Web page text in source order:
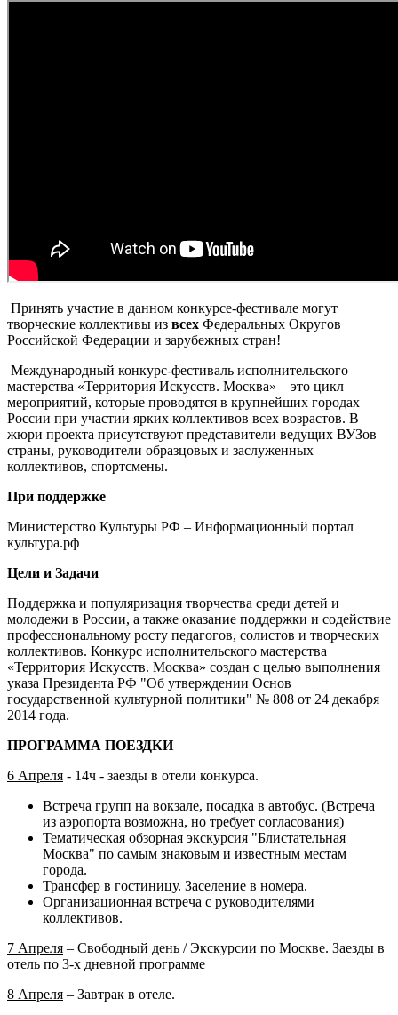
Принять участие в данном конкурсе-фестивале могут
творческие коллективы из всех Федеральных Округов
Российской Федерации и зарубежных стран!
Международный конкурс-фестиваль исполнительского
мастерства «Территория Искусств. Москва» – это цикл
мероприятий, которые проводятся в крупнейших городах
России при участии ярких коллективов всех возрастов. В
жюри проекта присутствуют представители ведущих ВУЗов
страны, руководители образцовых и заслуженных
коллективов, спортсмены.
При поддержке
Министерство Культуры РФ – Информационный портал
культура.рф
Цели и Задачи
Поддержка и популяризация творчества среди детей и
молодежи в России, а также оказание поддержки и содействие
профессиональному росту педагогов, солистов и творческих
коллективов. Конкурс исполнительского мастерства
«Территория Искусств. Москва» создан с целью выполнения
указа Президента РФ "Об утверждении Основ
государственной культурной политики" № 808 от 24 декабря
2014 года.
ПРОГРАММА ПОЕЗДКИ
6 Апреля - 14ч - заезды в отели конкурса.
Встреча групп на вокзале, посадка в автобус. (Встреча
из аэропорта возможна, но требует согласования)
Тематическая обзорная экскурсия "Блистательная
Москва" по самым знаковым и известным местам
города.
Трансфер в гостиницу. Заселение в номера.
Организационная встреча с руководителями
коллективов.
7 Апреля – Свободный день / Экскурсии по Москве. Заезды в
отель по 3-х дневной программе
8 Апреля – Завтрак в отеле.